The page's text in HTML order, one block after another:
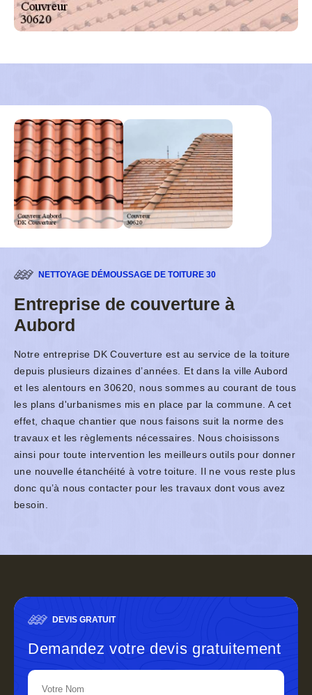
NETTOYAGE DÉMOUSSAGE DE TOITURE 30
Entreprise de couverture à
Aubord
Notre entreprise DK Couverture est au service de la toiture
depuis plusieurs dizaines d’années. Et dans la ville Aubord
et les alentours en 30620, nous sommes au courant de tous
les plans d'urbanismes mis en place par la commune. A cet
effet, chaque chantier que nous faisons suit la norme des
travaux et les règlements nécessaires. Nous choisissons
ainsi pour toute intervention les meilleurs outils pour donner
une nouvelle étanchéité à votre toiture. Il ne vous reste plus
donc qu’à nous contacter pour les travaux dont vous avez
besoin.
DEVIS GRATUIT
Demandez votre devis gratuitement